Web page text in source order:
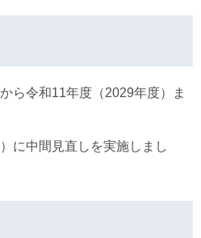
ら令和11年度（2029年度）ま
に中間見直しを実施しまし